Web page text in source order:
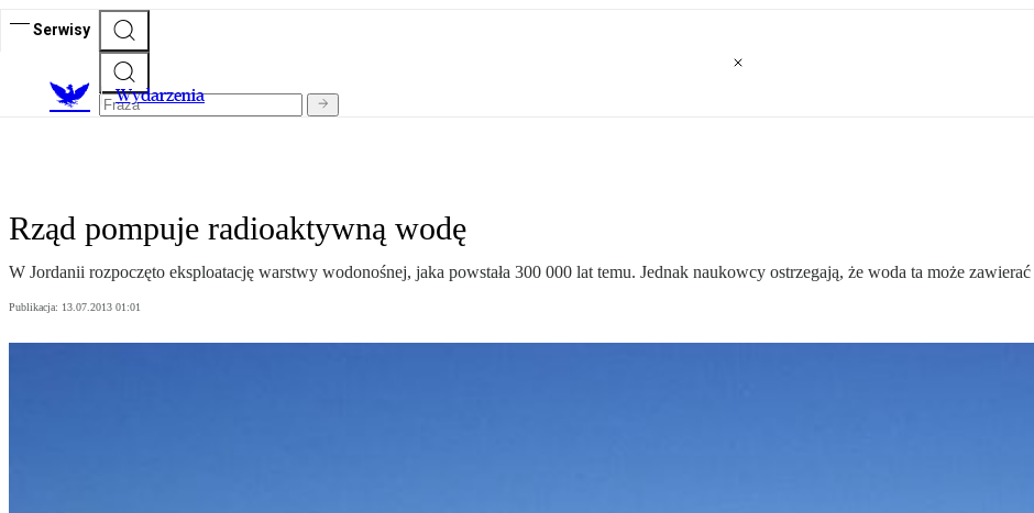
Serwisy
Wydarzenia
Rząd pompuje radioaktywną wodę
W Jordanii rozpoczęto eksploatację warstwy wodonośnej, jaka powstała 300 000 lat temu. Jednak naukowcy ostrzegają, że woda ta może
Publikacja: 13.07.2013 01:01